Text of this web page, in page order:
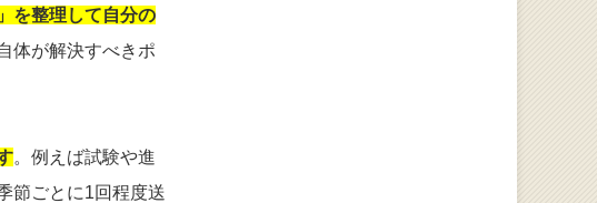
を整理して自分の
体が解決すべきポ
。例えば試験や進
節ごとに1回程度送